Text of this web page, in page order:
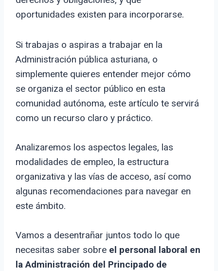
oportunidades existen para incorporarse.
Si trabajas o aspiras a trabajar en la
Administración pública asturiana, o
simplemente quieres entender mejor cómo
se organiza el sector público en esta
comunidad autónoma, este artículo te servirá
como un recurso claro y práctico.
Analizaremos los aspectos legales, las
modalidades de empleo, la estructura
organizativa y las vías de acceso, así como
algunas recomendaciones para navegar en
este ámbito.
Vamos a desentrañar juntos todo lo que
necesitas saber sobre el personal laboral en
la Administración del Principado de